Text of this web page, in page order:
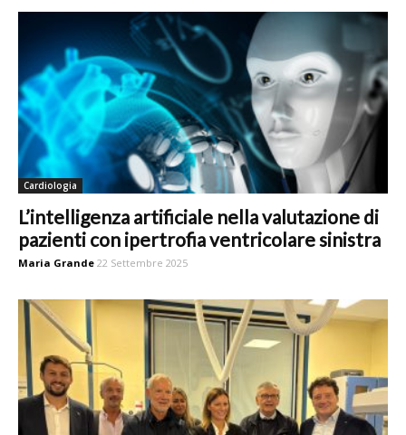
Cardiologia
L’intelligenza artificiale nella valutazione di
pazienti con ipertrofia ventricolare sinistra
Maria Grande 22 Settembre 2025